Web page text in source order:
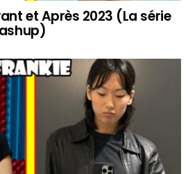
et Après 2023 (La série